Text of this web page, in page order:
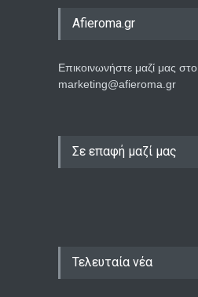
Afieroma.gr
Επικοινωνήστε μαζί μας στο
marketing@afieroma.gr
Σε επαφή μαζί μας
Τελευταία νέα